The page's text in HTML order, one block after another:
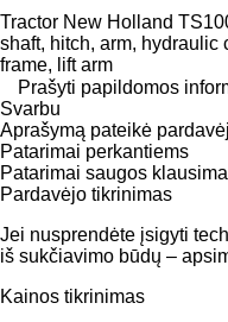
Tractor New Holland
shaft, hitch, arm, hydraulic
frame, lift arm
Prašyti papildomos
Svarbu
Aprašymą pateikė
Patarimai perkantiems
Patarimai saugos
Pardavėjo tikrinimas
Jei nusprendėte įsigyti
iš sukčiavimo būdų –
Kainos tikrinimas